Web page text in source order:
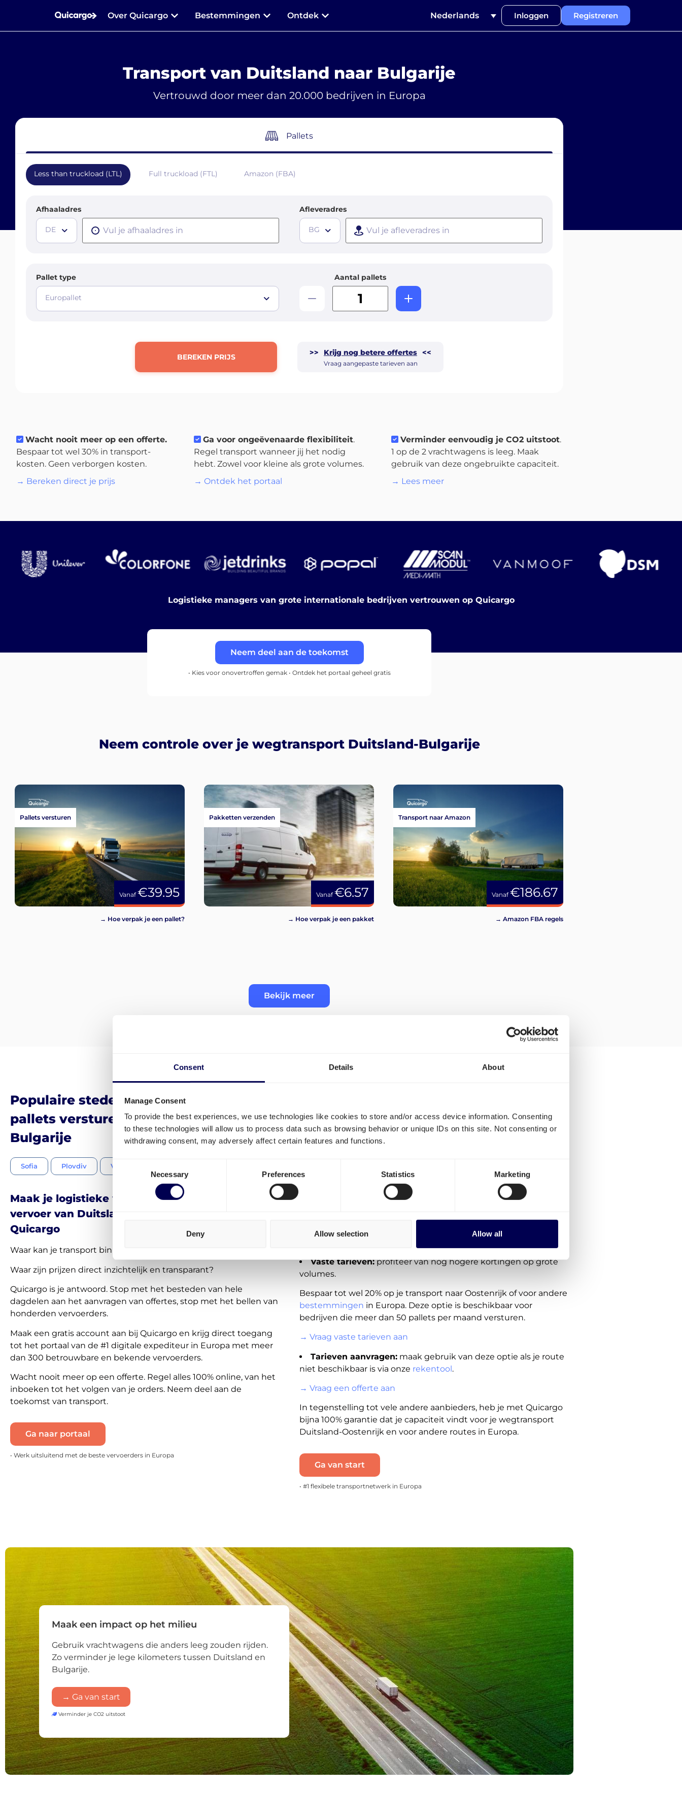
Consent Details About
Manage Consent
To provide the best experiences, we use technologies like cookies to store and/or access device information. Consenting
to these technologies will allow us to process data such as browsing behavior or unique IDs on this site. Not consenting or
withdrawing consent, may adversely affect certain features and functions.
Consent
Selection
Necessary Preferences Statistics Marketing
Deny Allow selection Allow all
Over Quicargo Bestemmingen Ontdek Nederlands Inloggen Registreren
Transport van Duitsland naar Bulgarije
Vertrouwd door meer dan 20.000 bedrijven in Europa
Pallets
Less than truckload (LTL) Full truckload (FTL) Amazon (FBA)
Afhaaladres
DE
Afleveradres
BG
Pallet type
Europallet
Aantal pallets
BEREKEN PRIJS >> Krijg nog betere offertes <<
Vraag aangepaste tarieven aan
Wacht nooit meer op een offerte.
Bespaar tot wel 30% in transport-
kosten. Geen verborgen kosten.
→ Bereken direct je prijs
Ga voor ongeëvenaarde flexibiliteit.
Regel transport wanneer jij het nodig
hebt. Zowel voor kleine als grote volumes.
→ Ontdek het portaal
Verminder eenvoudig je CO2 uitstoot.
1 op de 2 vrachtwagens is leeg. Maak
gebruik van deze ongebruikte capaciteit.
→ Lees meer
Logistieke managers van grote internationale bedrijven vertrouwen op Quicargo
Neem deel aan de toekomst
• Kies voor onovertroffen gemak • Ontdek het portaal geheel gratis
Neem controle over je wegtransport Duitsland-Bulgarije
Vanaf€39.95
Pallets versturen
→ Hoe verpak je een pallet?
Vanaf€6.57
Pakketten verzenden
→ Hoe verpak je een pakket
Vanaf€186.67
Transport naar Amazon
→ Amazon FBA regels
Bekijk meer
Populaire steden waar veel bedrijven
pallets versturen vanuit Duitsland naar
Bulgarije
Sofia Plovdiv Varna
Maak je logistieke werk makkelijker. Regel
vervoer van Duitsland naar Bulgarije met
Quicargo
Waar kan je transport binnen 30 seconden regelen?
Waar zijn prijzen direct inzichtelijk en transparant?
Quicargo is je antwoord. Stop met het besteden van hele
dagdelen aan het aanvragen van offertes, stop met het bellen van
honderden vervoerders.
Maak een gratis account aan bij Quicargo en krijg direct toegang
tot het portaal van de #1 digitale expediteur in Europa met meer
dan 300 betrouwbare en bekende vervoerders.
Wacht nooit meer op een offerte. Regel alles 100% online, van het
inboeken tot het volgen van je orders. Neem deel aan de
toekomst van transport.
Ga naar portaal
• Werk uitsluitend met de beste vervoerders in Europa
Bulgarije?
Voor de transportkosten van Duitsland naar Bulgarije heb je de
volgende opties:
direct beschikbaar voor jou in het portaal.
Deze verzendtarieven zijn niet beschikbaar voor alle routes. Dit
wordt echter snel en regelmatig uitgebreid.
Vaste tarieven:profiteer van nog hogere kortingen op grote
volumes.
Bespaar tot wel 20% op je transport naar Oostenrijk of voor andere
bestemmingen in Europa. Deze optie is beschikbaar voor
bedrijven die meer dan 50 pallets per maand versturen.
→ Vraag vaste tarieven aan
Tarieven aanvragen: maak gebruik van deze optie als je route
niet beschikbaar is via onze rekentool.
→ Vraag een offerte aan
In tegenstelling tot vele andere aanbieders, heb je met Quicargo
bijna 100% garantie dat je capaciteit vindt voor je wegtransport
Duitsland-Oostenrijk en voor andere routes in Europa.
Ga van start
• #1 flexibele transportnetwerk in Europa
Maak een impact op het milieu
Gebruik vrachtwagens die anders leeg zouden rijden.
Zo verminder je lege kilometers tussen Duitsland en
Bulgarije.
→ Ga van start
Verminder je CO2 uitstoot